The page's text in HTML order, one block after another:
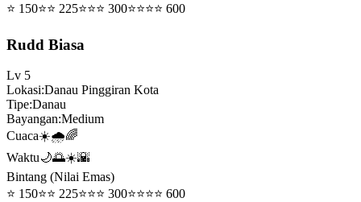
⭐ 150⭐⭐ 225⭐⭐⭐ 300⭐⭐⭐⭐ 600
Rudd Biasa
Lv 5
Lokasi:Danau Pinggiran Kota
Tipe:Danau
Bayangan:Medium
Cuaca☀️🌧️🌈
Waktu🌙🌅☀️🌇
Bintang (Nilai Emas)
⭐ 150⭐⭐ 225⭐⭐⭐ 300⭐⭐⭐⭐ 600